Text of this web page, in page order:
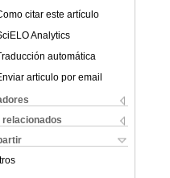
citar este artículo
Analytics
automática
articulo por email
relacionados